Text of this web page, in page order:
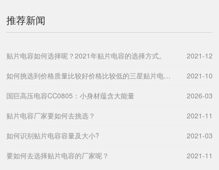
推荐新闻
贴片电容如何选择呢？2021年贴片电容的选择方式。 2021-12
如何挑选到价格质量比较好价格比较低的三星贴片电容呢？ 2021-10
国巨高压电容CC0805：小身材蕴含大能量 2026-03
贴片电容厂家要如何去挑选？ 2021-11
如何识别贴片电容容量及大小? 2021-03
要如何去选择贴片电容的厂家呢？ 2021-11